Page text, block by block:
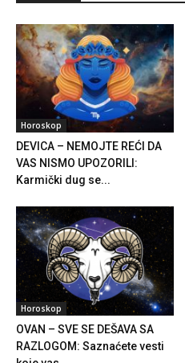
Horoskop
DEVICA – NEMOJTE REĆI DA
VAS NISMO UPOZORILI:
Karmički dug se...
Horoskop
OVAN – SVE SE DEŠAVA SA
RAZLOGOM: Saznaćete vesti